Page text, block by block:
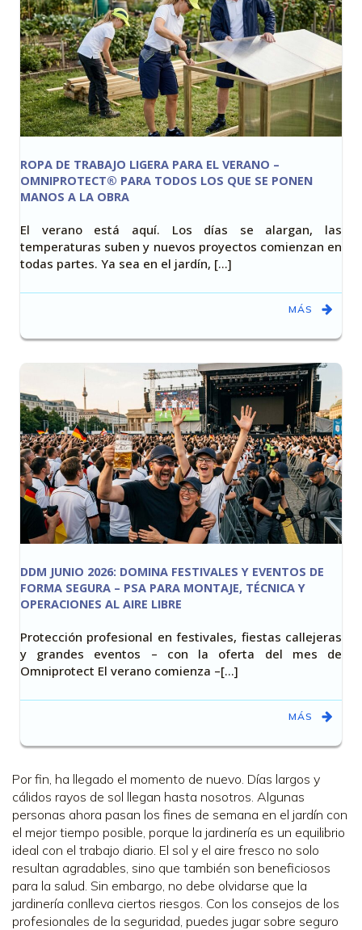
ROPA DE TRABAJO LIGERA PARA EL VERANO –
OMNIPROTECT® PARA TODOS LOS QUE SE PONEN
MANOS A LA OBRA
El verano está aquí. Los días se alargan, las
temperaturas suben y nuevos proyectos comienzan en
todas partes. Ya sea en el jardín, [...]
MÁS
DDM JUNIO 2026: DOMINA FESTIVALES Y EVENTOS DE
FORMA SEGURA – PSA PARA MONTAJE, TÉCNICA Y
OPERACIONES AL AIRE LIBRE
Protección profesional en festivales, fiestas callejeras
y grandes eventos – con la oferta del mes de
Omniprotect El verano comienza –[…]
MÁS
Por fin, ha llegado el momento de nuevo. Días largos y
cálidos rayos de sol llegan hasta nosotros. Algunas
personas ahora pasan los fines de semana en el jardín con
el mejor tiempo posible, porque la jardinería es un equilibrio
ideal con el trabajo diario. El sol y el aire fresco no solo
resultan agradables, sino que también son beneficiosos
para la salud. Sin embargo, no debe olvidarse que la
jardinería conlleva ciertos riesgos. Con los consejos de los
profesionales de la seguridad, puedes jugar sobre seguro